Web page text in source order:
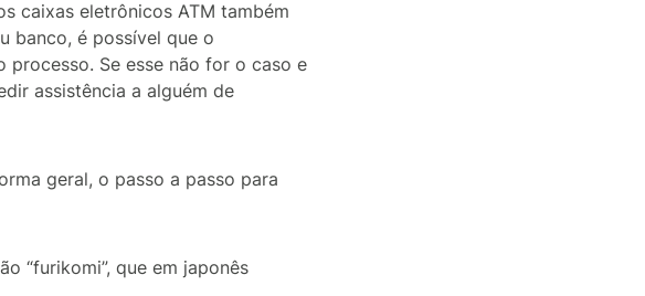
caixas eletrônicos ATM também
banco, é possível que o
Se esse não for o caso e
assistência a alguém de
geral, o passo a passo para
“furikomi”, que em japonês